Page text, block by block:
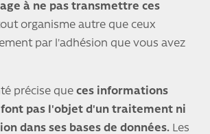
à ne pas transmettre ces
organisme autre que ceux
par l'adhésion que vous avez
précise que ces informations
pas l'objet d'un traitement ni
dans ses bases de données. Les